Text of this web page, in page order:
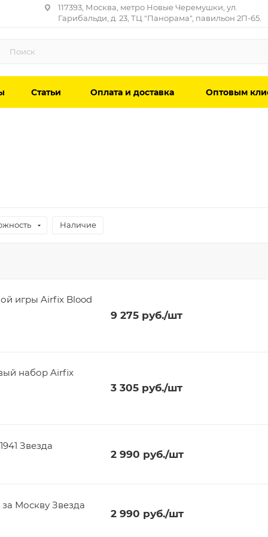
117393, Москва, метро Новые Черемушки, ул.
Гарибальди, д. 23, ТЦ "Панорама", павильон 2П-65.
Статьи Оплата и доставка Оптовым
Наличие
игры Airfix Blood
9 275руб./шт
набор Airfix
3 305руб./шт
Звезда
2 990 руб./шт
Москву Звезда
2 990 руб./шт